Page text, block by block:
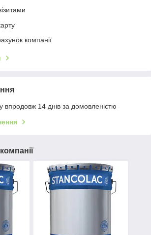
компанії
впродовж 14 днів за домовленістю